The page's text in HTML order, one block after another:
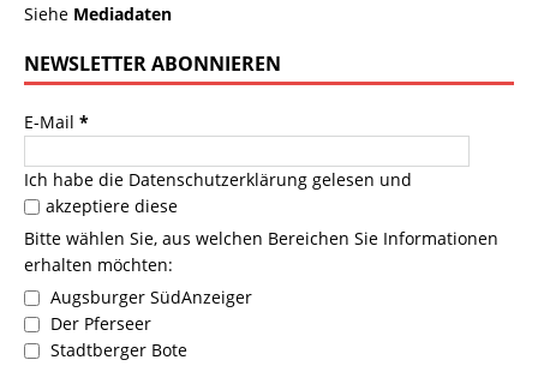
Siehe Mediadaten
NEWSLETTER ABONNIEREN
E-Mail *
Ich habe die Datenschutzerklärung gelesen und
akzeptiere diese
Bitte wählen Sie, aus welchen Bereichen Sie Informationen
erhalten möchten:
Augsburger SüdAnzeiger
Der Pferseer
Stadtberger Bote